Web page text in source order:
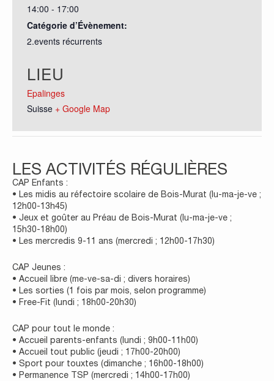
14:00 - 17:00
Catégorie d’Évènement:
2.events récurrents
LIEU
Epalinges
Suisse + Google Map
LES ACTIVITÉS RÉGULIÈRES
CAP Enfants :
• Les midis au réfectoire scolaire de Bois-Murat (lu-ma-je-ve ;
12h00-13h45)
• Jeux et goûter au Préau de Bois-Murat (lu-ma-je-ve ;
15h30-18h00)
• Les mercredis 9-11 ans (mercredi ; 12h00-17h30)
CAP Jeunes :
• Accueil libre (me-ve-sa-di ; divers horaires)
• Les sorties (1 fois par mois, selon programme)
• Free-Fit (lundi ; 18h00-20h30)
CAP pour tout le monde :
• Accueil parents-enfants (lundi ; 9h00-11h00)
• Accueil tout public (jeudi ; 17h00-20h00)
• Sport pour touxtes (dimanche ; 16h00-18h00)
• Permanence TSP (mercredi ; 14h00-17h00)